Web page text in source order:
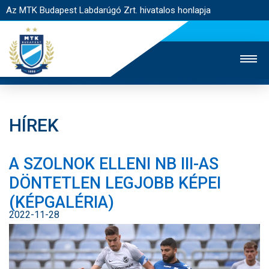
Az MTK Budapest Labdarúgó Zrt. hivatalos honlapja
JEGYÉRTÉKESÍTÉS
WEBSHOP
STADION
EGYESÜLET
KAPCSOLAT
NYITÓLAP
HÍREK
HÍREK
A SZOLNOK ELLENI NB III-AS
DÖNTETLEN LEGJOBB KÉPEI
(KÉPGALÉRIA)
2022-11-28